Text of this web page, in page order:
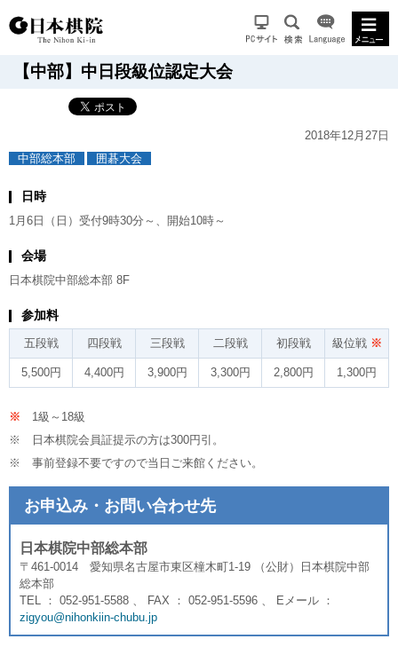
【中部】中日段級位認定大会
2018年12月27日
中部総本部
囲碁大会
日時
1月6日（日）受付9時30分～、開始10時～
会場
日本棋院中部総本部 8F
参加料
五段戦 四段戦 三段戦 二段戦 初段戦 級位戦 ※
5,500円 4,400円 3,900円 3,300円 2,800円 1,300円
※ 1級～18級
※ 日本棋院会員証提示の方は300円引。
※ 事前登録不要ですので当日ご来館ください。
お申込み・お問い合わせ先
日本棋院中部総本部
〒461-0014 愛知県名古屋市東区橦木町1-19 （公財）日本棋院中部
総本部
TEL ： 052-951-5588 、 FAX ： 052-951-5596 、 Eメール ：
zigyou@nihonkiin-chubu.jp